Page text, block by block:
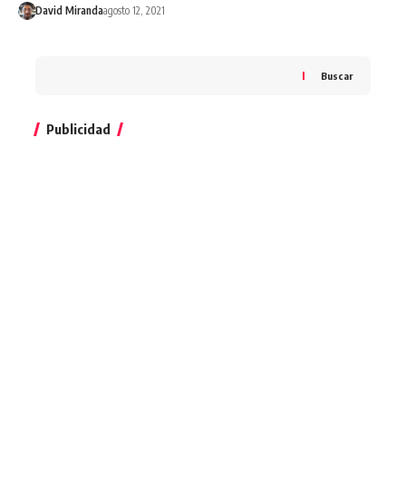
David Mirandaagosto 12, 2021
Buscar
Publicidad